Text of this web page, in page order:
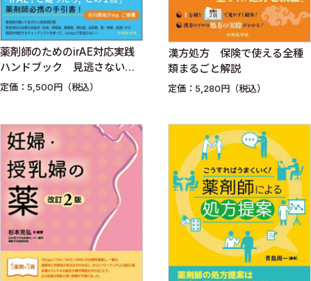
薬剤師のためのirAE対応実践
ハンドブック 見逃さない，
決めつけない，後手に回らな
定価：5,500円（税込）
漢方処方 保険で使える全種
類まるごと解説
定価：5,280円（税込）